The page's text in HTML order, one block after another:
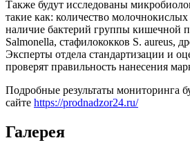
Также будут исследованы
такие как: количество
наличие бактерий группы кишечной
Salmonella, стафилококков S. aureus,
Эксперты отдела стандартизации и
проверят правильность нанесения
Подробные результаты мониторинга
сайте https://prodnadzor24.ru/
Галерея